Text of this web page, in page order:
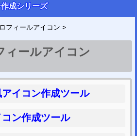
方はフォローして下さい。
成シリーズ
フィールアイコン >
ィールアイコン
アイコン作成ツール
ン作成ツール